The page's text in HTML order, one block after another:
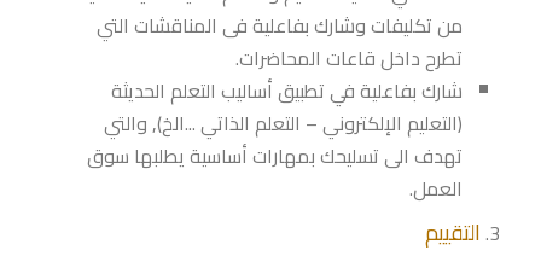
من تكليفات وشارك بفاعلية فى المناقشات التي
تطرح داخل قاعات المحاضرات.
شارك بفاعلية في تطبيق أساليب التعلم الحديثة
(التعليم الإلكتروني – التعلم الذاتي ...الخ), والتي
تهدف الى تسليحك بمهارات أساسية يطلبها سوق
العمل.
التقييم